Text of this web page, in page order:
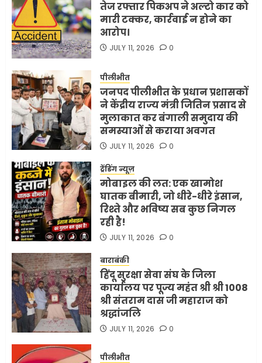
तेज रफ्तार पिकअप ने अल्टो कार को
मारी टक्कर, कार्रवाई न होने का
आरोप।
JULY 11, 2026 0
पीलीभीत
जनपद पीलीभीत के प्रधान प्रशासकों
ने केंद्रीय राज्य मंत्री जितिन प्रसाद से
मुलाकात कर बंगाली समुदाय की
समस्याओं से कराया अवगत
JULY 11, 2026 0
ट्रेंडिंग न्यूज़
मोबाइल की लत: एक खामोश
घातक बीमारी, जो धीरे-धीरे इंसान,
रिश्ते और भविष्य सब कुछ निगल
रही है!
JULY 11, 2026 0
बाराबंकी
हिंदू सुरक्षा सेवा संघ के जिला
कार्यालय पर पूज्य महंत श्री श्री 1008
श्री संतराम दास जी महाराज को
श्रद्धांजलि
JULY 11, 2026 0
पीलीभीत